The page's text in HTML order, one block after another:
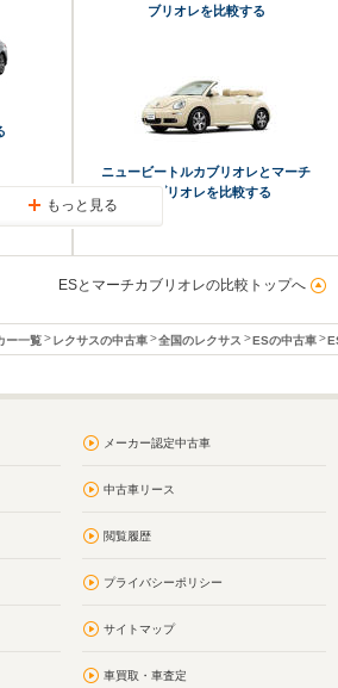
ブリオレを比較する
ニュービートルカブリオレとマーチ
カブリオレを比較する
もっと見る
ESとマーチカブリオレの比較トップへ
ー一覧 レクサスの中古車 全国のレクサス ESの中古車
メーカー認定中古車
中古車リース
閲覧履歴
プライバシーポリシー
サイトマップ
車買取・車査定